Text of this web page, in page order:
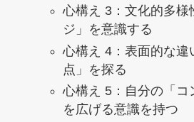
心構え 3：文化的多様
ジ」を意識する
心構え 4：表面的な違
点」を探る
心構え 5：自分の「コ
を広げる意識を持つ